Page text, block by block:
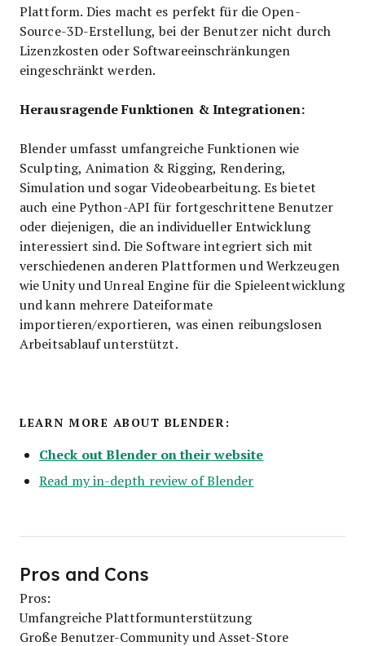
Plattform. Dies macht es perfekt für die Open-
Source-3D-Erstellung, bei der Benutzer nicht durch
Lizenzkosten oder Softwareeinschränkungen
eingeschränkt werden.
Herausragende Funktionen & Integrationen:
Blender umfasst umfangreiche Funktionen wie
Sculpting, Animation & Rigging, Rendering,
Simulation und sogar Videobearbeitung. Es bietet
auch eine Python-API für fortgeschrittene Benutzer
oder diejenigen, die an individueller Entwicklung
interessiert sind. Die Software integriert sich mit
verschiedenen anderen Plattformen und Werkzeugen
wie Unity und Unreal Engine für die Spieleentwicklung
und kann mehrere Dateiformate
importieren/exportieren, was einen reibungslosen
Arbeitsablauf unterstützt.
LEARN MORE ABOUT BLENDER:
Check out Blender on their website
Read my in-depth review of Blender
Pros and Cons
Pros:
Umfangreiche Plattformunterstützung
Große Benutzer-Community und Asset-Store